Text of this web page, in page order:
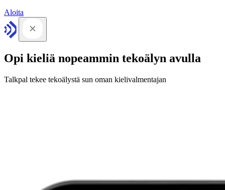
Aloita
Opi kieliä nopeammin tekoälyn avulla
Talkpal tekee tekoälystä sun oman kielivalmentajan